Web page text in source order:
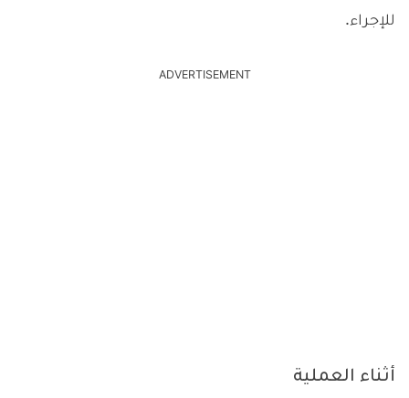
للإجراء.
ADVERTISEMENT
أثناء العملية